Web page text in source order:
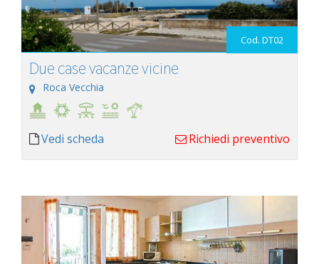
Cod. DT02
Due case vacanze vicine
Roca Vecchia
Vedi scheda Richiedi preventivo